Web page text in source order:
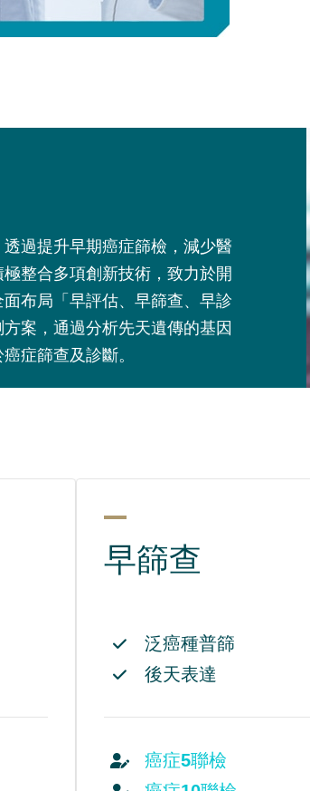
過提升早期癌症篩檢，減少醫
整合多項創新技術，致力於開
布局「早評估、早篩查、早診
案，通過分析先天遺傳的基因
症篩查及診斷。
早篩查
泛癌種普篩
後天表達
癌症5聯檢